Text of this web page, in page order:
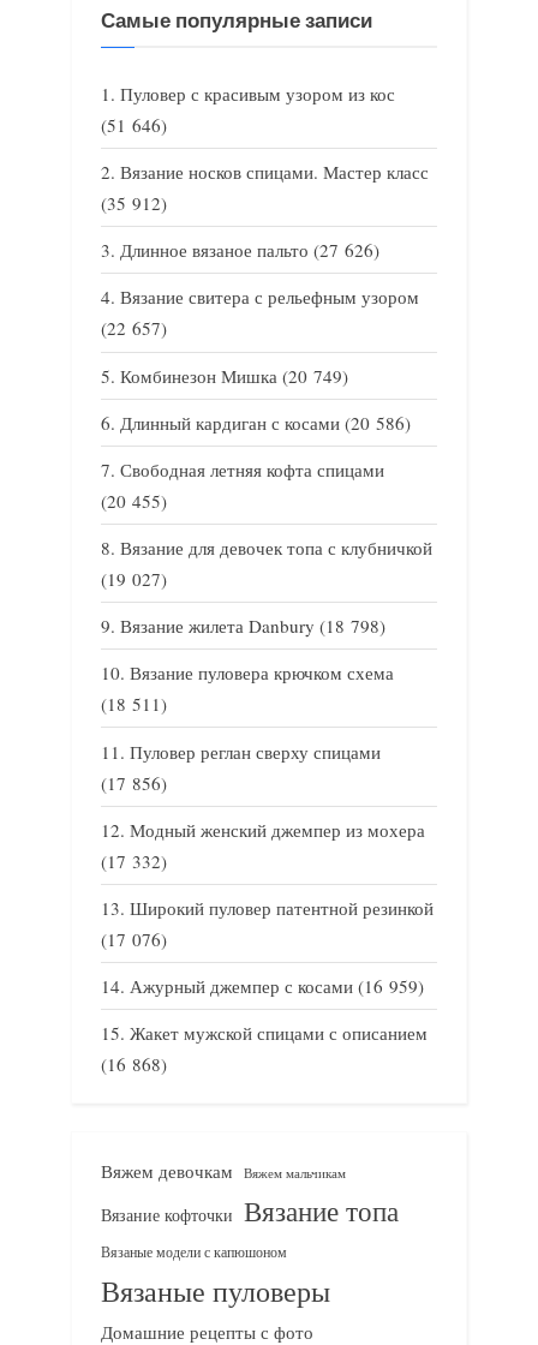
Самые популярные записи
Пуловер с красивым узором из кос
(51 646)
Вязание носков спицами. Мастер класс
(35 912)
Длинное вязаное пальто (27 626)
Вязание свитера с рельефным узором
(22 657)
Комбинезон Мишка (20 749)
Длинный кардиган с косами (20 586)
Свободная летняя кофта спицами
(20 455)
Вязание для девочек топа с клубничкой
(19 027)
Вязание жилета Danbury (18 798)
Вязание пуловера крючком схема
(18 511)
Пуловер реглан сверху спицами
(17 856)
Модный женский джемпер из мохера
(17 332)
Широкий пуловер патентной резинкой
(17 076)
Ажурный джемпер с косами (16 959)
Жакет мужской спицами с описанием
(16 868)
Вяжем девочкам Вяжем мальчикам
Вязание кофточки Вязание топа
Вязаные модели с капюшоном
Вязаные пуловеры
Домашние рецепты с фото